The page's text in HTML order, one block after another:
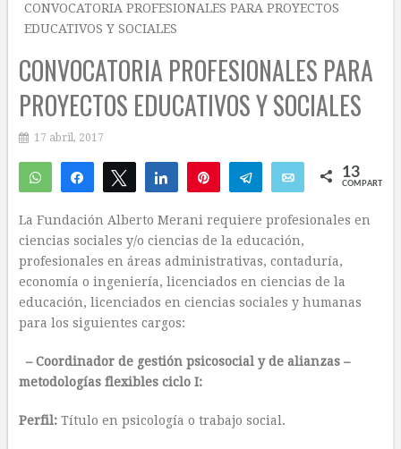
CONVOCATORIA PROFESIONALES PARA PROYECTOS
EDUCATIVOS Y SOCIALES
CONVOCATORIA PROFESIONALES PARA
PROYECTOS EDUCATIVOS Y SOCIALES
17 abril, 2017
WhatsAppCompartirTwittear Compartir Telegram Email 13
COMPARTIR
La Fundación Alberto Merani requiere profesionales en
ciencias sociales y/o ciencias de la educación,
profesionales en áreas administrativas, contaduría,
economía o ingeniería, licenciados en ciencias de la
educación, licenciados en ciencias sociales y humanas
para los siguientes cargos:
– Coordinador de gestión psicosocial y de alianzas –
metodologías flexibles ciclo I:
Perfil:Título en psicología o trabajo social.